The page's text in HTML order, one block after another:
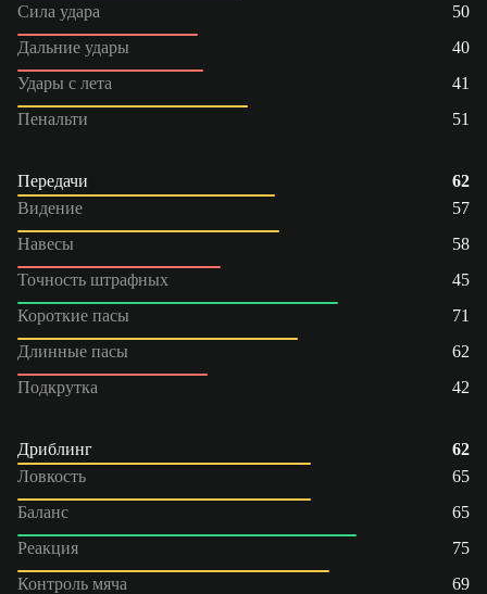
Сила удара
50
Дальние удары
40
Удары с лета
41
Пенальти
51
Передачи
62
Видение
57
Навесы
58
Точность штрафных
45
Короткие пасы
71
Длинные пасы
62
Подкрутка
42
Дриблинг
62
Ловкость
65
Баланс
65
Реакция
75
Контроль мяча
69